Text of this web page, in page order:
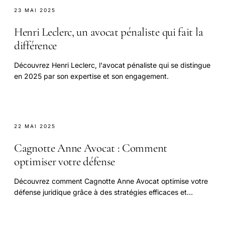
23 MAI 2025
Henri Leclerc, un avocat pénaliste qui fait la
différence
Découvrez Henri Leclerc, l'avocat pénaliste qui se distingue
en 2025 par son expertise et son engagement.
22 MAI 2025
Cagnotte Anne Avocat : Comment
optimiser votre défense
Découvrez comment Cagnotte Anne Avocat optimise votre
défense juridique grâce à des stratégies efficaces et